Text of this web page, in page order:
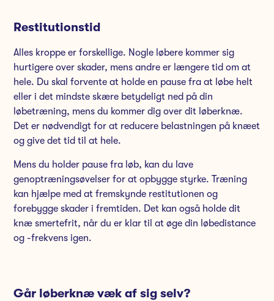
Restitutionstid
Alles kroppe er forskellige. Nogle løbere kommer sig
hurtigere over skader, mens andre er længere tid om at
hele. Du skal forvente at holde en pause fra at løbe helt
eller i det mindste skære betydeligt ned på din
løbetræning, mens du kommer dig over dit løberknæ.
Det er nødvendigt for at reducere belastningen på knæet
og give det tid til at hele.
Mens du holder pause fra løb, kan du lave
genoptræningsøvelser for at opbygge styrke. Træning
kan hjælpe med at fremskynde restitutionen og
forebygge skader i fremtiden. Det kan også holde dit
knæ smertefrit, når du er klar til at øge din løbedistance
og -frekvens igen.
Går løberknæ væk af sig selv?